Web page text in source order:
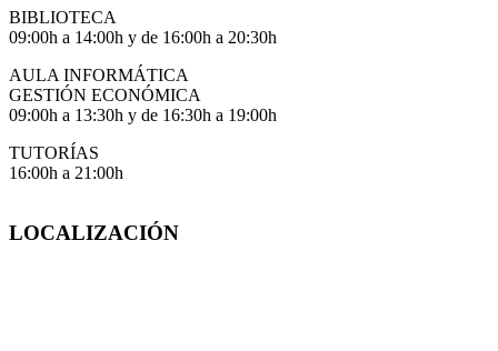
BIBLIOTECA
09:00h a 14:00h y de 16:00h a 20:30h
AULA INFORMÁTICA
GESTIÓN ECONÓMICA
09:00h a 13:30h y de 16:30h a 19:00h
TUTORÍAS
16:00h a 21:00h
LOCALIZACIÓN